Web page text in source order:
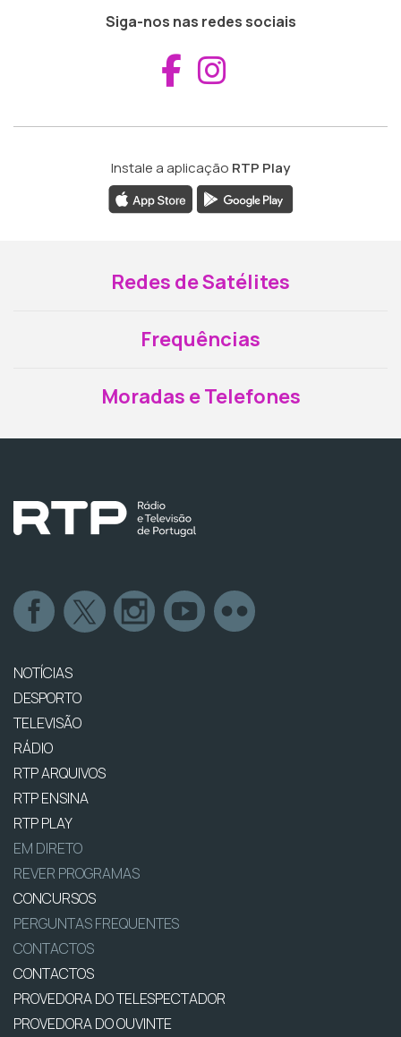
Siga-nos nas redes sociais
Aceder ao
Instale a aplicação RTP Play
Redes de Satélites
Frequências
Moradas e Telefones
NOTÍCIAS
DESPORTO
TELEVISÃO
RÁDIO
RTP ARQUIVOS
RTP ENSINA
RTP PLAY
EM DIRETO
REVER PROGRAMAS
CONCURSOS
PERGUNTAS FREQUENTES
CONTACTOS
CONTACTOS
PROVEDORA DO TELESPECTADOR
PROVEDORA DO OUVINTE